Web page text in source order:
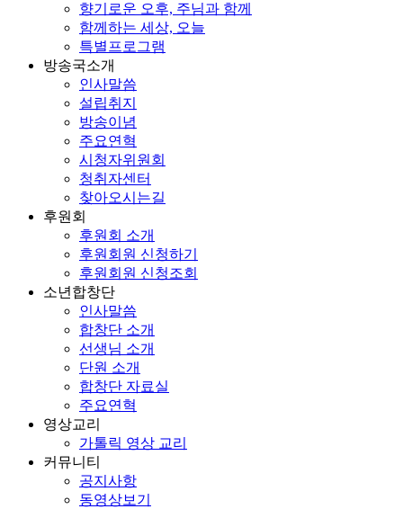
향기로운 오후, 주님과 함께
함께하는 세상, 오늘
특별프로그램
방송국소개
인사말씀
설립취지
방송이념
주요연혁
시청자위원회
청취자센터
찾아오시는길
후원회
후원회 소개
후원회원 신청하기
후원회원 신청조회
소년합창단
인사말씀
합창단 소개
선생님 소개
단원 소개
합창단 자료실
주요연혁
영상교리
가톨릭 영상 교리
커뮤니티
공지사항
동영상보기